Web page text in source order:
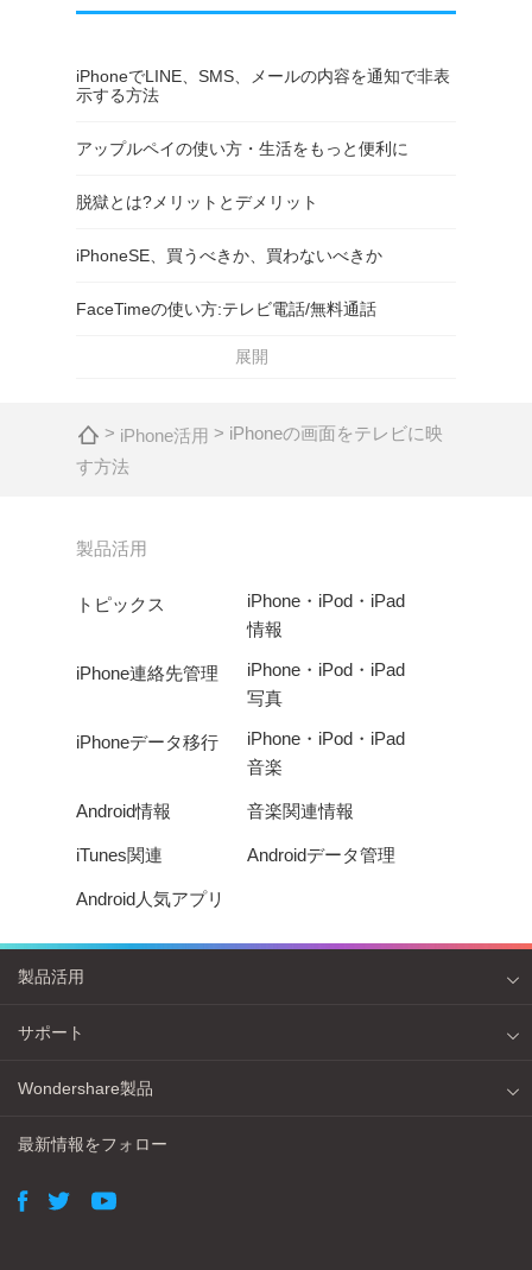
iPhoneでLINE、SMS、メールの内容を通知で非表
示する方法
アップルペイの使い方・生活をもっと便利に
脱獄とは?メリットとデメリット
iPhoneSE、買うべきか、買わないべきか
FaceTimeの使い方:テレビ電話/無料通話
展開
> iPhone活用 > iPhoneの画面をテレビに映
す方法
製品活用
トピックス
iPhone・iPod・iPad
情報
iPhone連絡先管理
iPhone・iPod・iPad
写真
iPhoneデータ移行
iPhone・iPod・iPad
音楽
Android情報 音楽関連情報
iTunes関連 Androidデータ管理
Android人気アプリ
製品活用
サポート
Wondershare製品
最新情報をフォロー